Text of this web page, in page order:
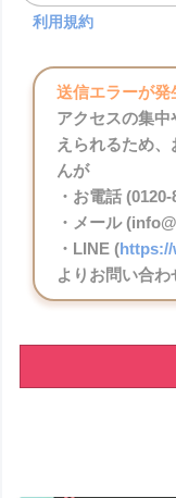
利用規約
送信エラーが発
アクセスの集
えられるため
んが
・お電話
・メール
・LINE (
よりお問い合わ